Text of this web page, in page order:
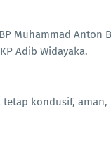
Muhammad Anton
Adib Widayaka.
kondusif, aman,